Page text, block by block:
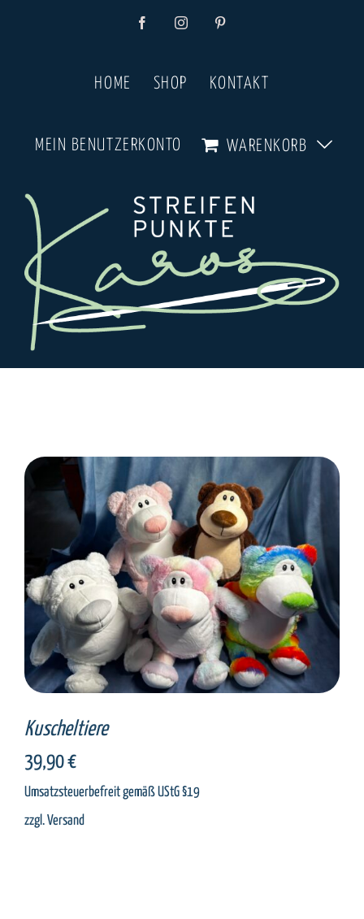
FacebookInstagramPinterest
HOME SHOP KONTAKT
MEIN BENUTZERKONTO WARENKORB
SELECT OPTIONS / DETAILS
Kuscheltiere
39,90€
Umsatzsteuerbefreit gemäß UStG §19
zzgl.Versand